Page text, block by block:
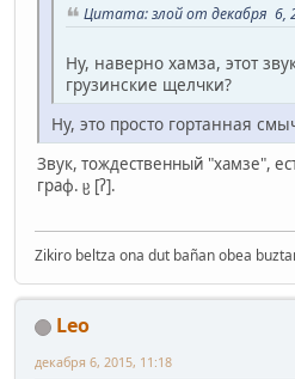
Цитата: злой от декабря 6,
Ну, наверно хамза, этот
грузинские щелчки?
Ну, это просто гортанная
Звук, тождественный "хамзе",
граф. ჸ [ʔ].
Zikiro beltza ona dut bañan obea
Leo
декабря 6, 2015, 11:18